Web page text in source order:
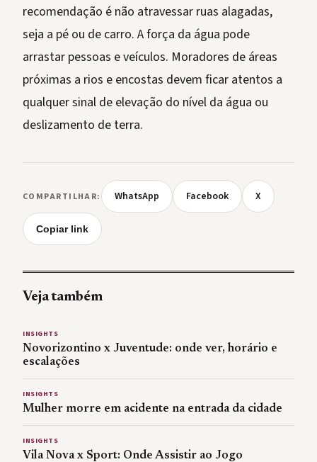
recomendação é não atravessar ruas alagadas,
seja a pé ou de carro. A força da água pode
arrastar pessoas e veículos. Moradores de áreas
próximas a rios e encostas devem ficar atentos a
qualquer sinal de elevação do nível da água ou
deslizamento de terra.
COMPARTILHAR: WhatsApp Facebook X
Copiar link
Veja também
INSIGHTS
Novorizontino x Juventude: onde ver, horário e
escalações
INSIGHTS
Mulher morre em acidente na entrada da cidade
INSIGHTS
Vila Nova x Sport: Onde Assistir ao Jogo